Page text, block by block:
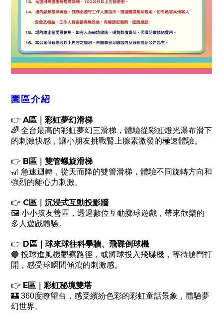
園區介紹
👉 A區｜彩虹夢幻滑梯
🌈 全台最高的彩虹夢幻三滑梯，體驗從彩虹燈光瀑布滑下
的刺激快感，讓小朋友挑戰腎上腺素激發的極速體驗。
👉 B 區｜雙管螺旋滑梯
🎢 急速迴轉，從天而降的雙管滑梯，體驗不同旋轉方向和
強烈的離心力刺激。
👉 C區｜沉浸式互動投影牆
🖼️ 小小孩友善區，透過數位互動擲球遊戲，帶來歡樂的
多人遊戲體驗。
👉 D 區｜球來球往科學牆、飛碟倒球機
🔴 投球進風機觀察路徑，或將球投入飛碟機，等待艙門打
開，感受球瞬間傾瀉的刺激感。
👉 E區｜彩虹秘境雙塔
🏰 360度瞭望台，感受繽紛色彩的彩虹童話景象，體驗夢
幻世界。